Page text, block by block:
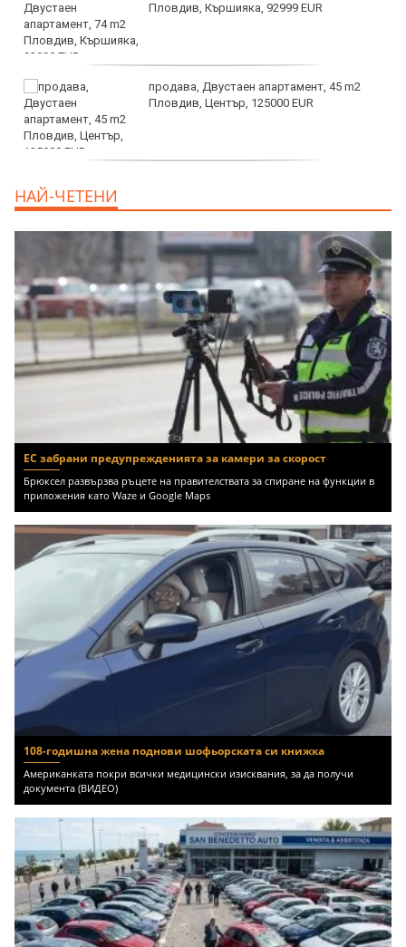
Пловдив, Кършияка, 92999 EUR
продава, Двустаен апартамент, 45 m2
Пловдив, Център, 125000 EUR
НАЙ-ЧЕТЕНИ
ЕС забрани предупрежденията за камери за скорост
Брюксел развързва ръцете на правителствата за спиране на функции в
приложения като Waze и Google Maps
108-годишна жена поднови шофьорската си книжка
Американката покри всички медицински изисквания, за да получи
документа (ВИДЕО)